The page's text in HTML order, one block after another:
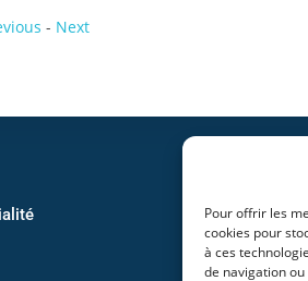
Pour offrir les
cookies pour
à ces
de navigation
- Next